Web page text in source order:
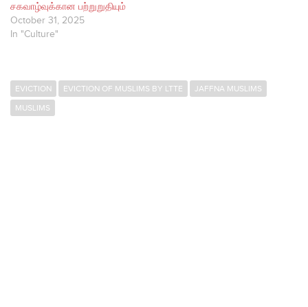
சகவாழ்வுக்கான பற்றுறுதியும்
October 31, 2025
In "Culture"
EVICTION EVICTION OF MUSLIMS BY LTTE
JAFFNA MUSLIMS
MUSLIMS